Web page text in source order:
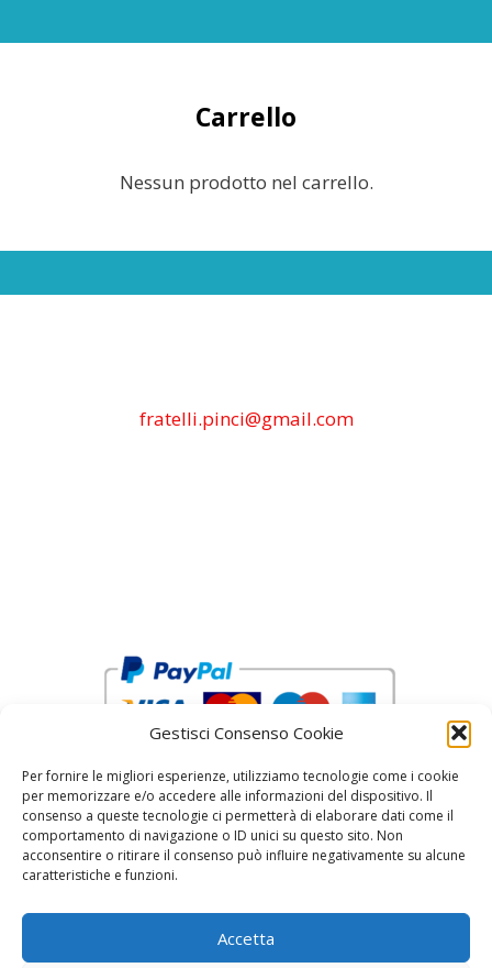
Gestisci Consenso Cookie
Per fornire le migliori esperienze, utilizziamo tecnologie come i cookie
per memorizzare e/o accedere alle informazioni del dispositivo. Il
consenso a queste tecnologie ci permetterà di elaborare dati come il
comportamento di navigazione o ID unici su questo sito. Non
acconsentire o ritirare il consenso può influire negativamente su alcune
caratteristiche e funzioni.
Accetta
Carrello
Nessun prodotto nel carrello.
fratelli.pinci@gmail.com
reCAPTCHA Google’s Privacy Policy and